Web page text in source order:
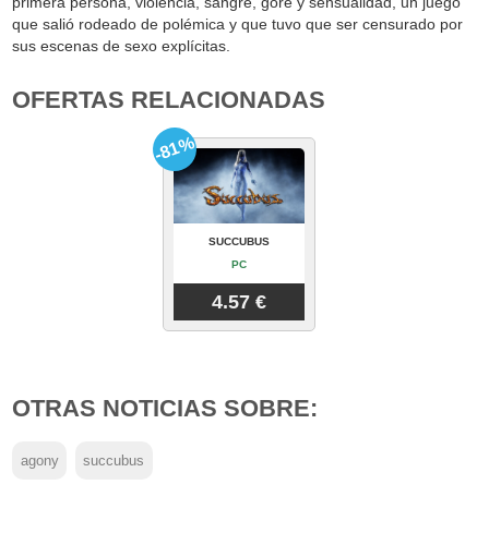
que salió rodeado de polémica y que tuvo que ser censurado por
sus escenas de sexo explícitas.
OFERTAS RELACIONADAS
SUCCUBUS
PC
4.57 €
-81%
OTRAS NOTICIAS SOBRE:
agony succubus